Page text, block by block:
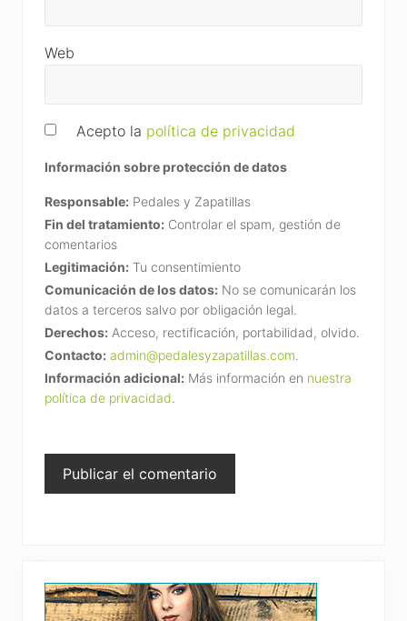
Web
Acepto la política de privacidad
Información sobre protección de datos
Responsable: Pedales y Zapatillas
Fin del tratamiento: Controlar el spam, gestión de
comentarios
Legitimación: Tu consentimiento
Comunicación de los datos: No se comunicarán los
datos a terceros salvo por obligación legal.
Derechos: Acceso, rectificación, portabilidad, olvido.
Contacto: admin@pedalesyzapatillas.com.
Información adicional: Más información en nuestra
política de privacidad.
Primary
Sidebar